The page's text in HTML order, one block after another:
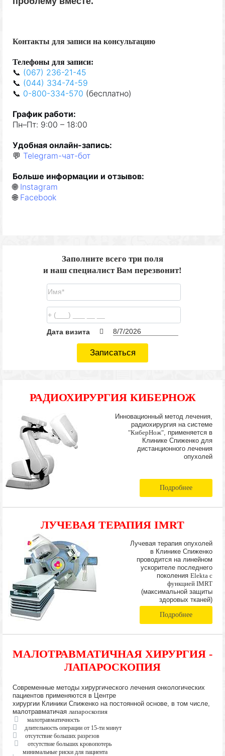
Контакты для записи на консультацию
Телефоны для записи:
📞 (067) 236-21-45
📞 (044) 334-74-59
📞 0-800-334-570 (бесплатно)
График работи:
Пн–Пт: 9:00 – 18:00
Удобная онлайн-запись:
💬 Telegram-чат-бот
Больше информации и отзывов:
🌐 Instagram
🌐 Facebook
Заполните всего три поля
и наш специалист Вам перезвонит!
Дата визита
Записаться
РАДИОХИРУРГИЯ КИБЕРНОЖ
Инновационный метод лечения,
радиохирургия на системе
"КиберНож" , применяется в
Клинике Спиженко для
дистанционного лечения
опухолей
Подробнее
ЛУЧЕВАЯ ТЕРАПИЯ IMRT
Лучевая терапия опухолей
в Клинике Спиженко
проводится на линейном
ускорителе последнего
поколения Elekta с
функцией IMRT
(максимальной защиты
здоровых тканей)
Подробнее
МАЛОТРАВМАТИЧНАЯ ХИРУРГИЯ -
ЛАПАРОСКОПИЯ
Современные методы хирургического лечения онкологических
пациентов применяются в Центре
хирургии Клиники Спиженко на постоянной основе, в том числе,
малотравматичая лапароскопия
малотравматичность
длительность операции от 15-ти минут
отсутствие больших разрезов
отсутствие больших кровопотерь
минимальные риски для пациента